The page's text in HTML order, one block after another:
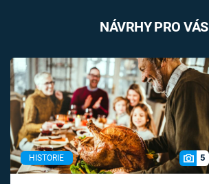
NÁVRHY PRO VÁS
HISTORIE 5